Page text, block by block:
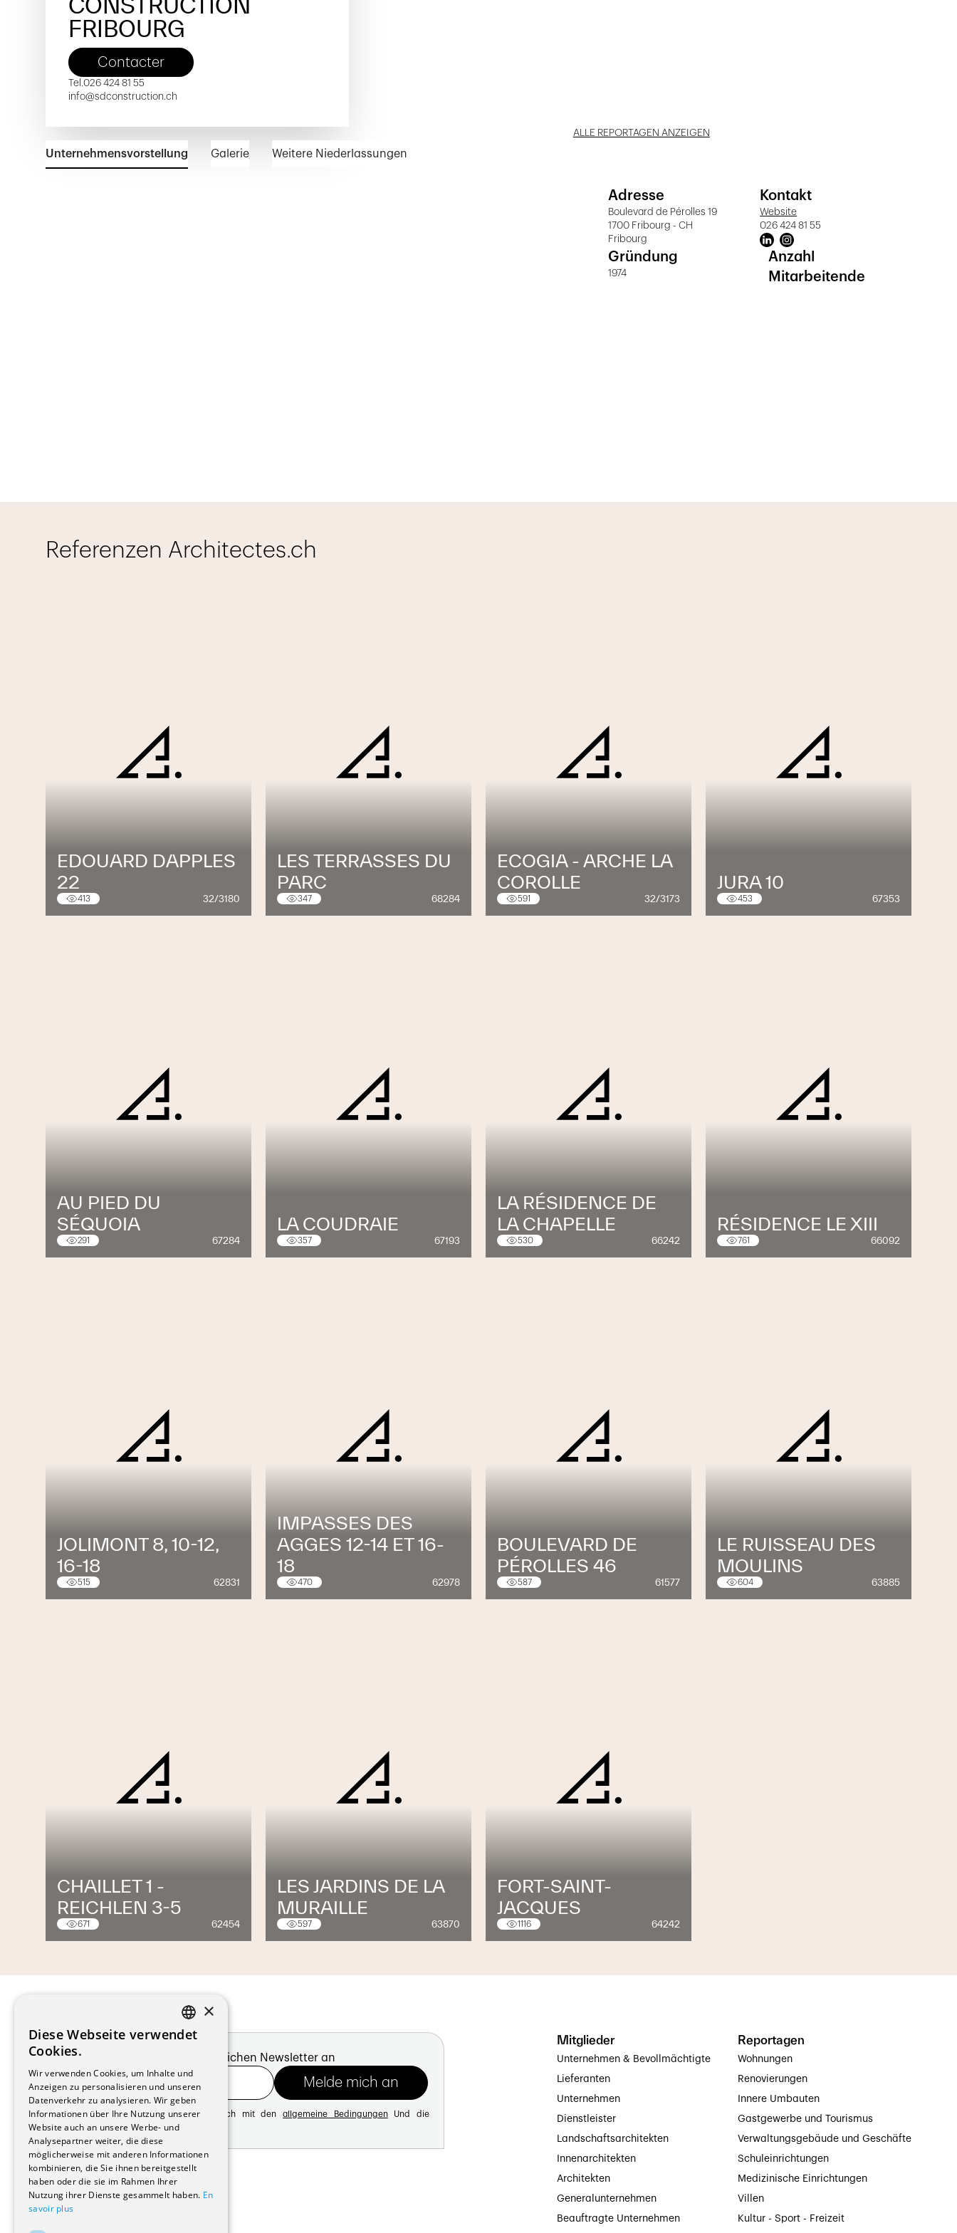
FRIBOURG
Contacter
Tel.026 424 81 55
info@sdconstruction.ch
ALLE REPORTAGEN ANZEIGEN
Unternehmensvorstellung Galerie Weitere Niederlassungen
Adresse
Boulevard de Pérolles 19
1700 Fribourg - CH
Fribourg
Kontakt
Website
026 424 81 55
Gründung
1974
Anzahl
Mitarbeitende
Referenzen Architectes.ch
EDOUARD DAPPLES
22
413 32/3180
LES TERRASSES DU
PARC
347 68284
ECOGIA - ARCHE LA
COROLLE
591 32/3173
JURA 10
453 67353
AU PIED DU
SÉQUOIA
291 67284
LA COUDRAIE
357 67193
LA RÉSIDENCE DE
LA CHAPELLE
530 66242
RÉSIDENCE LE XIII
761 66092
JOLIMONT 8, 10-12,
16-18
515 62831
IMPASSES DES
AGGES 12-14 ET 16-
18
470 62978
BOULEVARD DE
PÉROLLES 46
587 61577
LE RUISSEAU DES
MOULINS
604 63885
CHAILLET 1 -
REICHLEN 3-5
671 62454
LES JARDINS DE LA
MURAILLE
597 63870
FORT-SAINT-
JACQUES
1116 64242
Melde dich für unseren monatlichen Newsletter an
Mit der Registrierung erklären Sie sich mit denallgemeine BedingungenUnd die
Datenschutzrichtlinie
Adresse:
Avenue de Longemalle 21
1020 Renens
Schweiz
Kontakt:
Mitglieder
Unternehmen & Bevollmächtigte
Lieferanten
Unternehmen
Dienstleister
Landschaftsarchitekten
Innenarchitekten
Architekten
Generalunternehmen
Beauftragte Unternehmen
Reportagen
Wohnungen
Renovierungen
Innere Umbauten
Gastgewerbe und Tourismus
Verwaltungsgebäude und Geschäfte
Schuleinrichtungen
Medizinische Einrichtungen
Villen
Kultur - Sport - Freizeit
FRENCH
×
Diese Webseite verwendet
Cookies.
Wir verwenden Cookies, um Inhalte und
Anzeigen zu personalisieren und unseren
Datenverkehr zu analysieren. Wir geben
Informationen über Ihre Nutzung unserer
Website auch an unsere Werbe- und
Analysepartner weiter, die diese
möglicherweise mit anderen Informationen
kombinieren, die Sie ihnen bereitgestellt
haben oder die sie im Rahmen Ihrer
Nutzung ihrer Dienste gesammelt haben. En
savoir plus